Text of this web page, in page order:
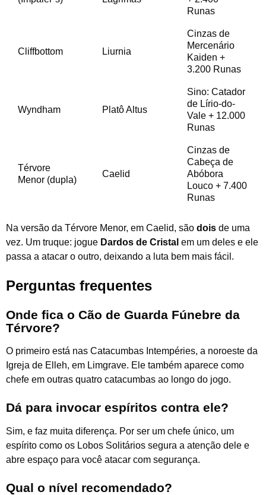
Runas
Cliffbottom Liurnia
Cinzas de
Mercenário
Kaiden +
3.200 Runas
Wyndham Platô Altus
Sino: Catador
de Lírio-do-
Vale + 12.000
Runas
Térvore
Menor (dupla)
Caelid
Cinzas de
Cabeça de
Abóbora
Louco + 7.400
Runas
Na versão da Térvore Menor, em Caelid, são dois de uma
vez. Um truque: jogue Dardos de Cristal em um deles e ele
passa a atacar o outro, deixando a luta bem mais fácil.
Perguntas frequentes
Onde fica o Cão de Guarda Fúnebre da
Térvore?
O primeiro está nas Catacumbas Intempéries, a noroeste da
Igreja de Elleh, em Limgrave. Ele também aparece como
chefe em outras quatro catacumbas ao longo do jogo.
Dá para invocar espíritos contra ele?
Sim, e faz muita diferença. Por ser um chefe único, um
espírito como os Lobos Solitários segura a atenção dele e
abre espaço para você atacar com segurança.
Qual o nível recomendado?